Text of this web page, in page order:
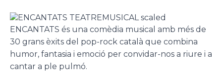
ENCANTATS és una comèdia musical amb més de
30 grans èxits del pop-rock català que combina
humor, fantasia i emoció per convidar-nos a riure i a
cantar a ple pulmó.